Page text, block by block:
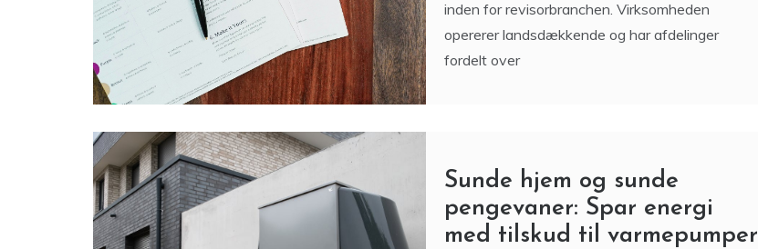
inden for revisorbranchen. Virksomheden
opererer landsdækkende og har afdelinger
fordelt over
Sunde hjem og sunde
pengevaner: Spar energi
med tilskud til varmepumper